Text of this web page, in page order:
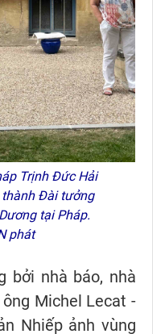
Trịnh Đức Hải
Đài tưởng
tại Pháp.
phát
bởi nhà báo, nhà
Michel Lecat -
Nhiếp ảnh vùng